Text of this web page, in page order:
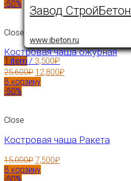
Завод СтройБетон
www.ibeton.ru
1 item / 3,500₽
-50%
Close
Костровая чаша ожурная
25,600₽ 12,800₽
В корзину
-50%
Close
Костровая чаша Ракета
15,000₽ 7,500₽
В корзину
-50%